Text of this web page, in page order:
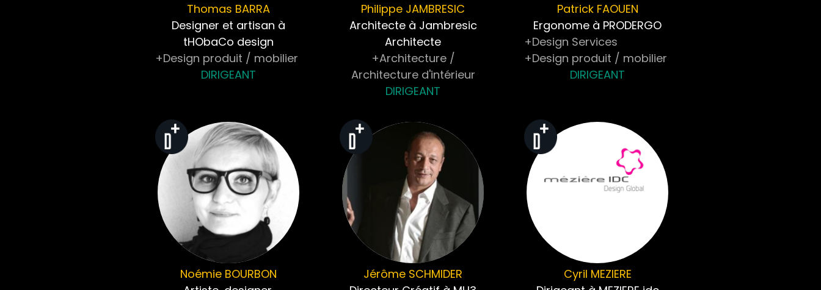
Thomas BARRA
Designer et artisan à
tHObaCo design
+Design produit / mobilier
DIRIGEANT
Philippe JAMBRESIC
Architecte à Jambresic
Architecte
+Architecture /
Architecture d'intérieur
DIRIGEANT
Patrick FAOUEN
Ergonome à PRODERGO
+Design Services
+Design produit / mobilier
DIRIGEANT
Noémie BOURBON
Jérôme SCHMIDER
Cyril MEZIERE